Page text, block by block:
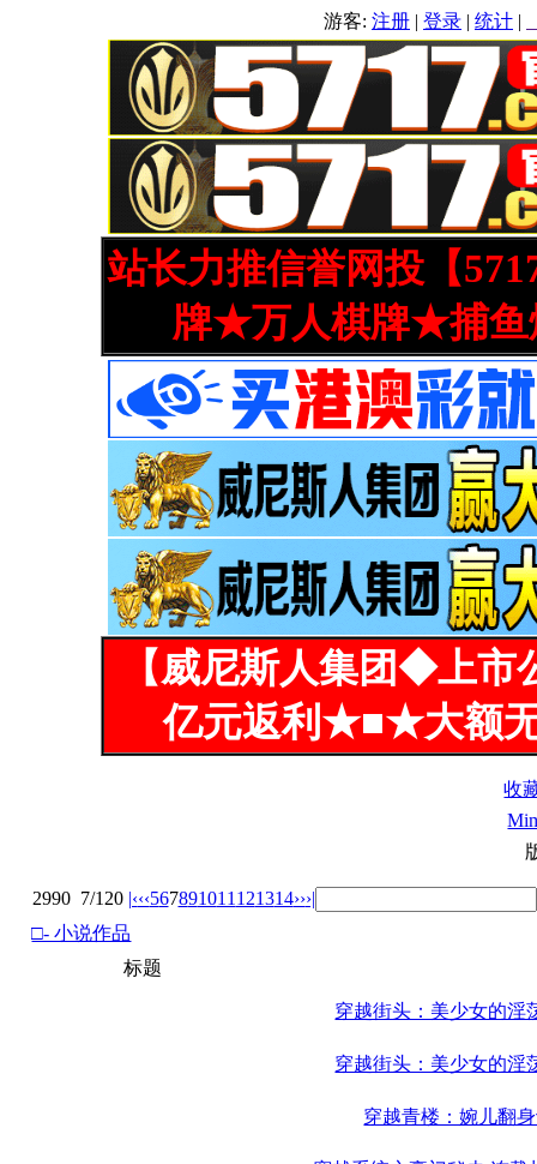
游客: 注册 | 登录 | 统计 |
站长力推信誉网投【
牌★万人棋牌★捕鱼
【威尼斯人集团◆上
亿元返利★■★大额
收
2990 7/120 |‹‹‹567891011 121314›››|
□- 小说作品
标题
穿越街头：美少女的淫
穿越街头：美少女的淫
穿越青楼：婉儿翻